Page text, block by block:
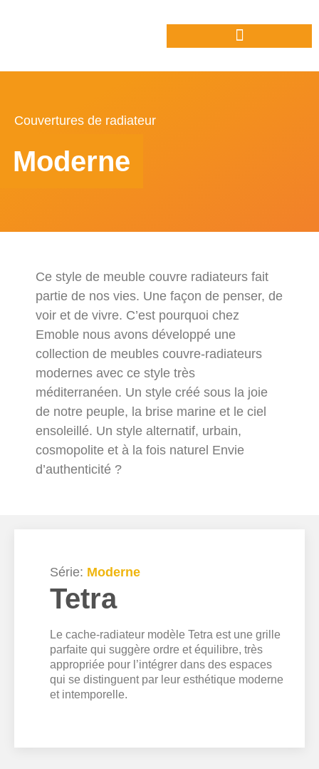
Couvertures de radiateur
Moderne
Ce style de meuble couvre radiateurs fait
partie de nos vies. Une façon de penser, de
voir et de vivre. C’est pourquoi chez
Emoble nous avons développé une
collection de meubles couvre-radiateurs
modernes avec ce style très
méditerranéen. Un style créé sous la joie
de notre peuple, la brise marine et le ciel
ensoleillé. Un style alternatif, urbain,
cosmopolite et à la fois naturel Envie
d’authenticité ?
Série: Moderne
Tetra
Le cache-radiateur modèle Tetra est une grille
parfaite qui suggère ordre et équilibre, très
appropriée pour l’intégrer dans des espaces
qui se distinguent par leur esthétique moderne
et intemporelle.